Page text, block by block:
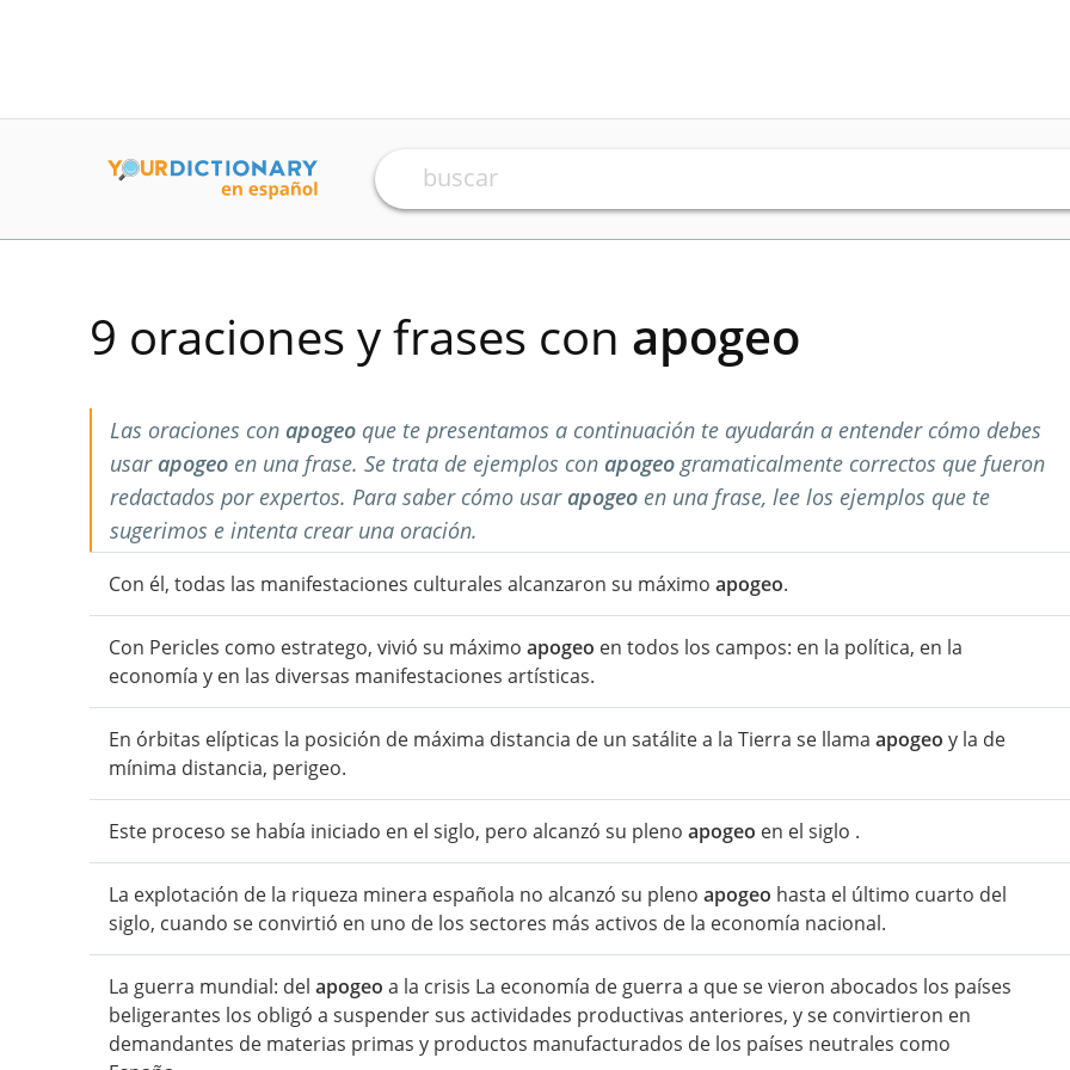
9 oraciones y frases con apogeo
Las oraciones con apogeo que te presentamos a continuación te ayudarán a entender cómo debes
usarapogeo en una frase. Se trata de ejemplos con apogeogramaticalmente correctos que fueron
redactados por expertos. Para saber cómo usarapogeo en una frase, lee los ejemplos que te
sugerimos e intenta crear una oración.
Con él, todas las manifestaciones culturales alcanzaron su máximo apogeo.
Con Pericles como estratego, vivió su máximo apogeo en todos los campos: en la política, en la
economía y en las diversas manifestaciones artísticas.
En órbitas elípticas la posición de máxima distancia de un satálite a la Tierra se llama apogeo y la de
mínima distancia, perigeo.
Este proceso se había iniciado en el siglo, pero alcanzó su pleno apogeo en el siglo .
La explotación de la riqueza minera española no alcanzó su pleno apogeo hasta el último cuarto del
siglo, cuando se convirtió en uno de los sectores más activos de la economía nacional.
La guerra mundial: del apogeo a la crisis La economía de guerra a que se vieron abocados los países
beligerantes los obligó a suspender sus actividades productivas anteriores, y se convirtieron en
demandantes de materias primas y productos manufacturados de los países neutrales como